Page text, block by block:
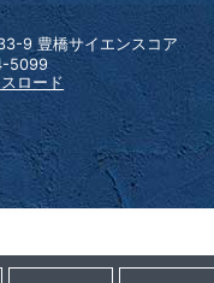
9 豊橋サイエンスコア
5099
ロード